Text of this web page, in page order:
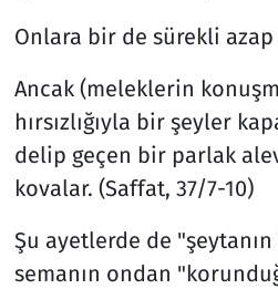
Onlara bir de sürekli azap
Ancak (meleklerin
hırsızlığıyla bir şeyler
delip geçen bir parlak
kovalar. (Saffat, 37/7-10)
Şu ayetlerde de
semanın ondan